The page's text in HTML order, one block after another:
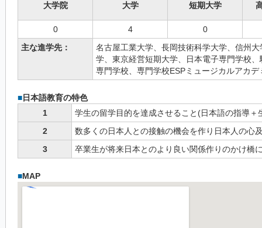
大学院 大学 短期大学
0 4
0
主な進学先：
名古屋工業大学、長岡技術科学大学、信州
学、東京経営短期大学、日本電子専門学校
専門学校、専門学校ESPミュージカルアカデ
■日本語教育の特色
1
学生の留学目的を達成させること(日本語の指導＋
2
数多くの日本人との接触の機会を作り日本人の心
3
卒業生が将来日本とのより良い関係作りのかけ橋
■MAP